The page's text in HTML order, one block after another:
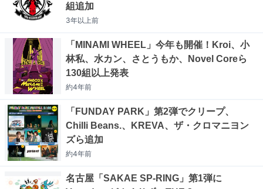
組追加
3年以上前
「MINAMI WHEEL」今年も開催！Kroi、小
林私、水カン、さとうもか、Novel Coreら
130組以上発表
約4年前
「FUNDAY PARK」第2弾でクリープ、
Chilli Beans.、KREVA、ザ・クロマニヨン
ズら追加
約4年前
名古屋「SAKAE SP-RING」第1弾に